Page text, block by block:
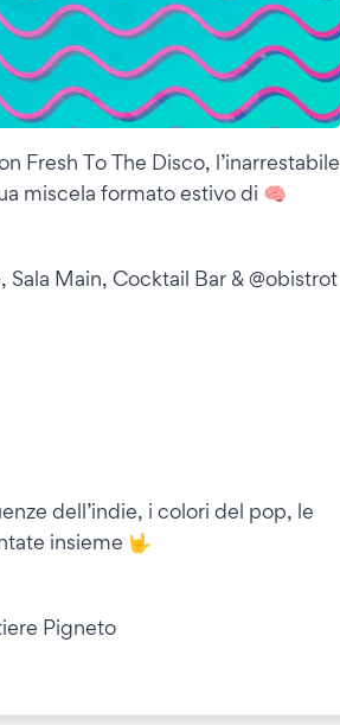
Fresh To The Disco, l’inarrestabile
miscela formato estivo di 🧠
Main, Cocktail Bar & @obistrot
dell’indie, i colori del pop, le
insieme 🤟
Pigneto